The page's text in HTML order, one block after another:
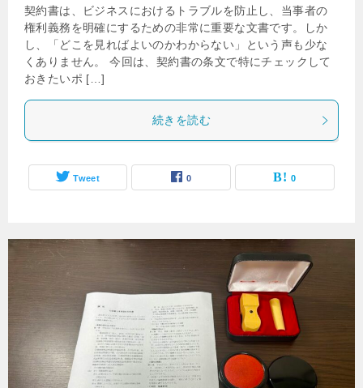
契約書は、ビジネスにおけるトラブルを防止し、当事者の
権利義務を明確にするための非常に重要な文書です。しか
し、「どこを見ればよいのかわからない」という声も少な
くありません。 今回は、契約書の条文で特にチェックして
おきたいポ […]
続きを読む
Tweet 0 0